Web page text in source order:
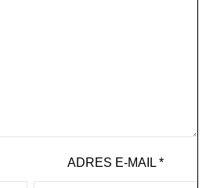
ADRES E-MAIL*